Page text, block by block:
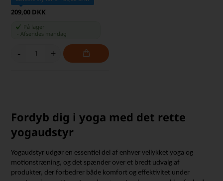
209,00 DKK
På lager
Afsendes mandag
- +
Fordyb dig i yoga med det rette
yogaudstyr
Yogaudstyr udgør en essentiel del af enhver vellykket yoga og
motionstræning, og det spænder over et bredt udvalg af
produkter, der forbedrer både komfort og effektivitet under